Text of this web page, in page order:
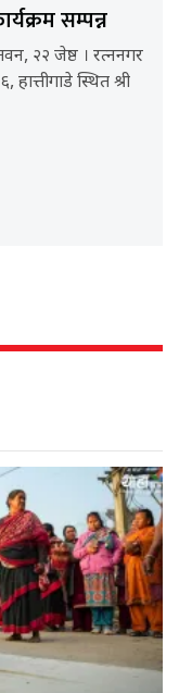
सम्पन्न
२२ जेष्ठ । रत्ननगर
स्थित श्री